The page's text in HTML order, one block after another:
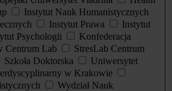
Instytut Nauk Humanistycznych
Instytut Prawa
Instytut
Psychologii
Konfederacja
Centrum Lab
StresLab Centrum
Szkoła Doktorska
Uniwersytet
w Krakowie
Wydział Nauk